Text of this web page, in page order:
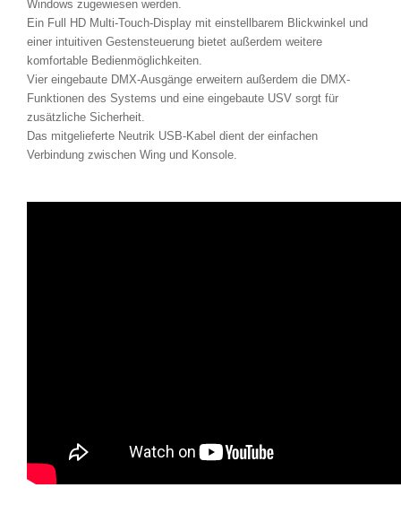
Windows zugewiesen werden.
Ein Full HD Multi-Touch-Display mit einstellbarem Blickwinkel und
einer intuitiven Gestensteuerung bietet außerdem weitere
komfortable Bedienmöglichkeiten.
Vier eingebaute DMX-Ausgänge erweitern außerdem die DMX-
Funktionen des Systems und eine eingebaute USV sorgt für
zusätzliche Sicherheit.
Das mitgelieferte Neutrik USB-Kabel dient der einfachen
Verbindung zwischen Wing und Konsole.